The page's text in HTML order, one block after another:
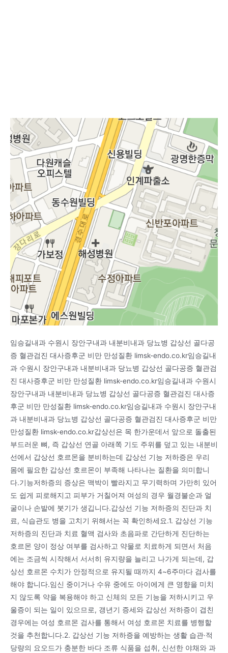
임승길내과 수원시 장안구내과 내분비내과 당뇨병 갑상선 골다공
증 혈관검진 대사증후군 비만 만성질환 limsk-endo.co.kr임승길내
과 수원시 장안구내과 내분비내과 당뇨병 갑상선 골다공증 혈관검
진 대사증후군 비만 만성질환 limsk-endo.co.kr임승길내과 수원시
장안구내과 내분비내과 당뇨병 갑상선 골다공증 혈관검진 대사증
후군 비만 만성질환 limsk-endo.co.kr임승길내과 수원시 장안구내
과 내분비내과 당뇨병 갑상선 골다공증 혈관검진 대사증후군 비만
만성질환 limsk-endo.co.kr갑상선은 목 한가운데서 앞으로 돌출된
부드러운 뼈, 즉 갑상선 연골 아래쪽 기도 주위를 덮고 있는 내분비
선에서 갑상선 호르몬을 분비하는데 갑상선 기능 저하증은 우리
몸에 필요한 갑상선 호르몬이 부족해 나타나는 질환을 의미합니
다.기능저하증의 증상은 맥박이 빨라지고 무기력하며 가만히 있어
도 쉽게 피로해지고 피부가 거칠어져 여성의 경우 월경불순과 얼
굴이나 손발에 붓기가 생깁니다.갑상선 기능 저하증의 진단과 치
료, 식습관도 병을 고치기 위해서는 꼭 확인하세요.1. 갑상선 기능
저하증의 진단과 치료 혈액 검사와 초음파로 간단하게 진단하는
호르몬 양이 정상 여부를 검사하고 약물로 치료하게 되면서 처음
에는 조금씩 시작해서 서서히 유지량을 늘리고 나가게 되는데, 갑
상선 호르몬 수치가 안정적으로 유지될 때까지 4~6주마다 검사를
해야 합니다.임신 중이거나 수유 중에도 아이에게 큰 영향을 미치
지 않도록 약을 복용해야 하고 신체의 모든 기능을 저하시키고 우
울증이 되는 일이 있으므로, 갱년기 증세와 갑상선 저하증이 겹친
경우에는 여성 호르몬 검사를 통해서 여성 호르몬 치료를 병행할
것을 추천합니다.2. 갑상선 기능 저하증을 예방하는 생활 습관·적
당량의 요오드가 충분한 바다 조류 식품을 섭취, 신선한 야채와 과